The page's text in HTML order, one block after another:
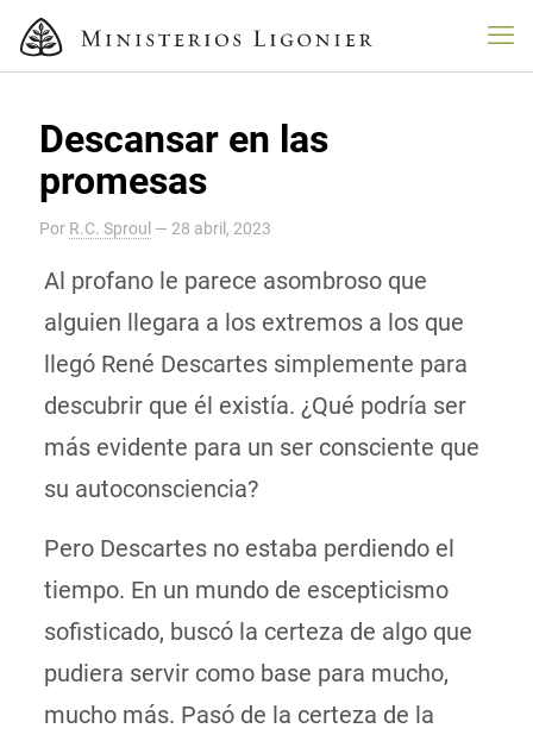
Descansar en las
promesas
Por R.C. Sproul — 28 abril, 2023
Al profano le parece asombroso que
alguien llegara a los extremos a los que
llegó René Descartes simplemente para
descubrir que él existía. ¿Qué podría ser
más evidente para un ser consciente que
su autoconsciencia?
Pero Descartes no estaba perdiendo el
tiempo. En un mundo de escepticismo
sofisticado, buscó la certeza de algo que
pudiera servir como base para mucho,
mucho más. Pasó de la certeza de la